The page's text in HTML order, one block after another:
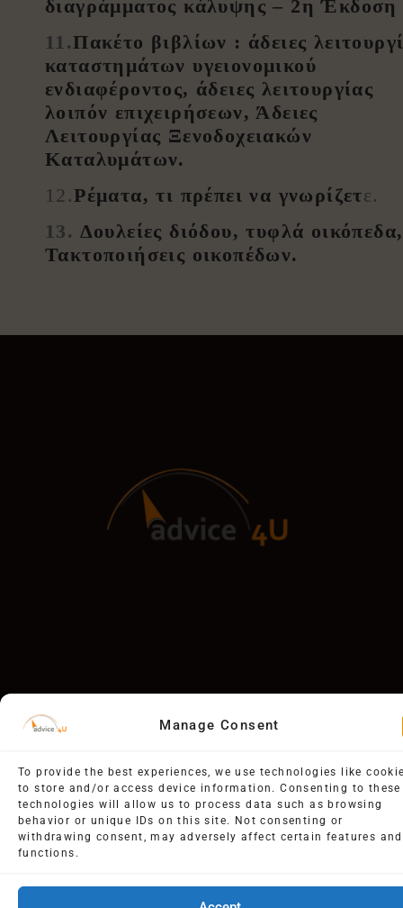
Manage Consent
To provide the best experiences, we use technologies like
to store and/or access device information. Consenting to these
technologies will allow us to process data such as browsing
behavior or unique IDs on this site. Not consenting or
withdrawing consent, may adversely affect certain features and
functions.
διαγράμματος κάλυψης – 2η Έκδοση
11.Πακέτο βιβλίων : άδειες
καταστημάτων υγειονομικού
ενδιαφέροντος, άδειες λειτουργίας
λοιπόν επιχειρήσεων, Άδειες
Λειτουργίας Ξενοδοχειακών
Καταλυμάτων.
12.Ρέματα, τι πρέπει να γνωρίζετε.
13. Δουλείες διόδου, τυφλά οικόπεδα,
Τακτοποιήσεις οικοπέδων.
Εγγραφείτε στο newsletter μας για να έχετε
Copyright © 2026 Advice4u | Powered by Advice4u